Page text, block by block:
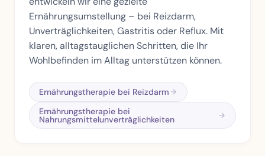
Ernährungsumstellung – bei Reizdarm,
Unverträglichkeiten, Gastritis oder Reflux. Mit
klaren, alltagstauglichen Schritten, die Ihr
Wohlbefinden im Alltag unterstützen können.
Ernährungstherapie bei Reizdarm
Ernährungstherapie bei
Nahrungsmittelunverträglichkeiten